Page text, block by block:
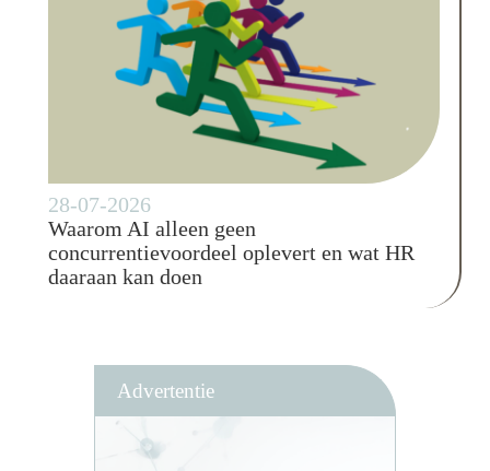
28-07-2026
Waarom AI alleen geen
concurrentievoordeel oplevert en wat HR
daaraan kan doen
Advertentie